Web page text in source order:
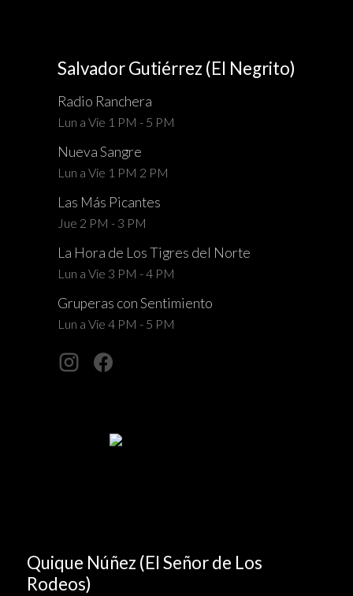
Salvador Gutiérrez (El Negrito)
Radio Ranchera
Lun a Vie 1 PM - 5 PM
Nueva Sangre
Lun a Vie 1 PM 2 PM
Las Más Picantes
Jue 2 PM - 3 PM
La Hora de Los Tigres del Norte
Lun a Vie 3 PM - 4 PM
Gruperas con Sentimiento
Lun a Vie 4 PM - 5 PM
Quique Núñez (El Señor de Los
Rodeos)